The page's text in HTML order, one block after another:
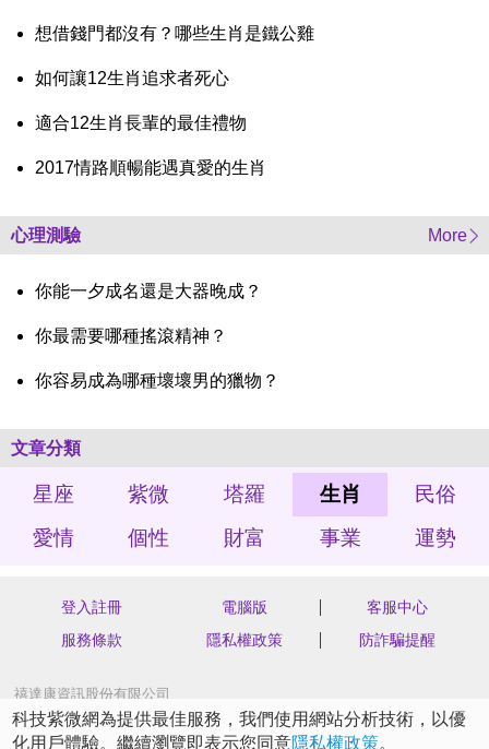
科技紫微網為提供最佳服務，我們使用網站分析技術，以優
化用戶體驗。繼續瀏覽即表示您同意隱私權政策。
想借錢門都沒有？哪些生肖是鐵公雞
如何讓12生肖追求者死心
適合12生肖長輩的最佳禮物
2017情路順暢能遇真愛的生肖
心理測驗 More
你能一夕成名還是大器晚成？
你最需要哪種搖滾精神？
你容易成為哪種壞壞男的獵物？
文章分類
星座 紫微 塔羅 生肖
民俗
愛情
個性 財富 事業 運勢
登入註冊 電腦版
客服中心
服務條款
隱私權政策 防詐騙提醒
禧達康資訊股份有限公司
統編 70562904
新北市汐止區新台五路一段75號4樓之3